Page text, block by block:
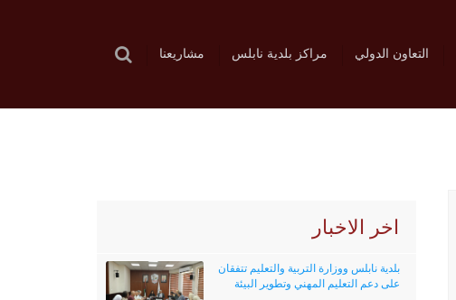
التعاون الدولي مراكز بلدية نابلس مشاريعنا
اخر الاخبار
بلدية نابلس ووزارة التربية والتعليم تتفقان
على دعم التعليم المهني وتطوير البيئة